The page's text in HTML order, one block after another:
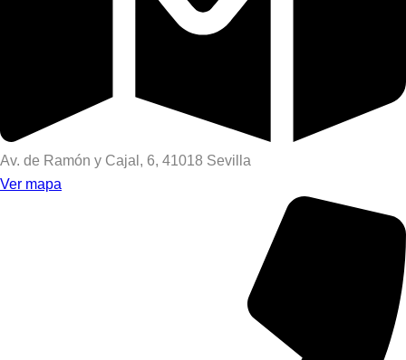
Av. de Ramón y Cajal, 6, 41018 Sevilla
Ver mapa